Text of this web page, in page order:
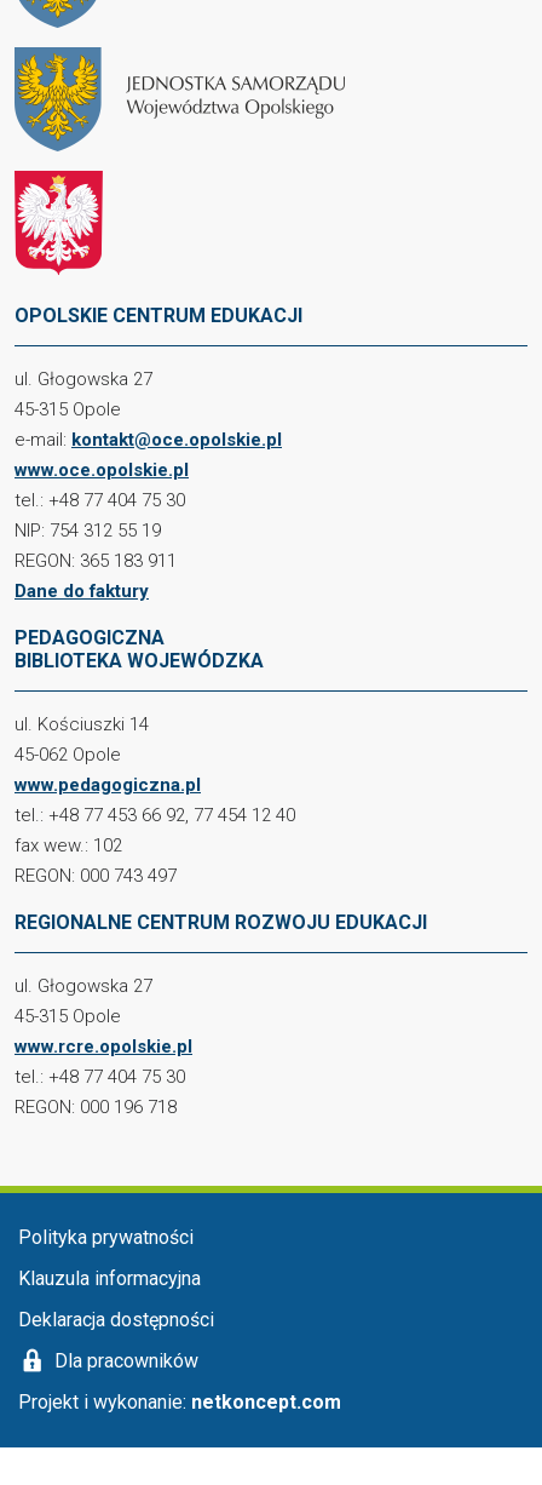
OPOLSKIE CENTRUM EDUKACJI
ul. Głogowska 27
45-315 Opole
e-mail: kontakt@oce.opolskie.pl
www.oce.opolskie.pl
tel.: +48 77 404 75 30
NIP: 754 312 55 19
REGON: 365 183 911
Dane do faktury
PEDAGOGICZNA
BIBLIOTEKA WOJEWÓDZKA
ul. Kościuszki 14
45-062 Opole
www.pedagogiczna.pl
tel.: +48 77 453 66 92, 77 454 12 40
fax wew.: 102
REGON: 000 743 497
REGIONALNE CENTRUM ROZWOJU EDUKACJI
ul. Głogowska 27
45-315 Opole
www.rcre.opolskie.pl
tel.: +48 77 404 75 30
REGON: 000 196 718
Menu stopka
Polityka prywatności
Klauzula informacyjna
Deklaracja dostępności
Dla pracowników
Projekt i wykonanie: netkoncept.com